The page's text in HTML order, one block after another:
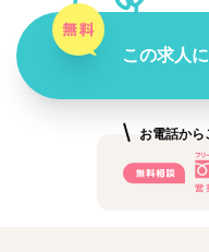
この求人
お電話から